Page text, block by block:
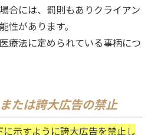
合には、罰則もありクライアン
性があります。
療法に定められている事柄につ
たは誇大広告の禁止
示すように誇大広告を禁止し